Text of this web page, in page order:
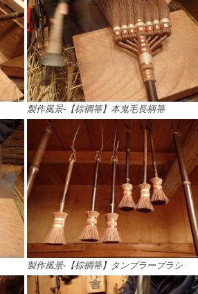
製作風景-【棕櫚箒】本鬼毛長柄箒
製作風景-【棕櫚箒】タンブラーブラシ